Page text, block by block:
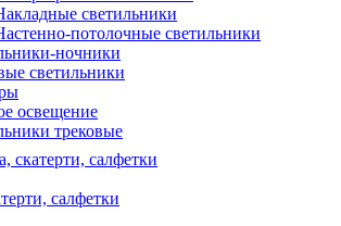
светильники
потолочные светильники
ночники
светильники
освещение
трековые
скатерти, салфетки
салфетки